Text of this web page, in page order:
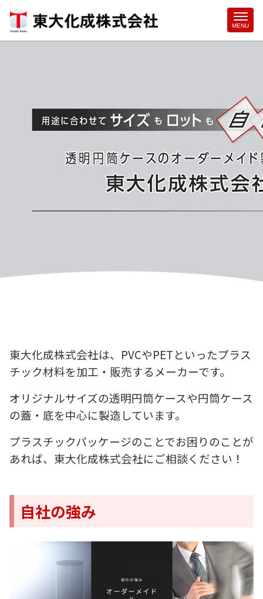
MENU
東大化成株式会社は、PVCやPETといったプラス
チック材料を加工・販売するメーカーです。
オリジナルサイズの透明円筒ケースや円筒ケース
の蓋・底を中心に製造しています。
プラスチックパッケージのことでお困りのことが
あれば、東大化成株式会社にご相談ください！
自社の強み
Site